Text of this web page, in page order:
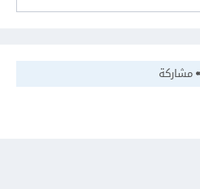
مشاركة